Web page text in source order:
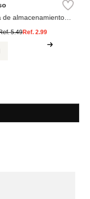
de almacenamiento
5.49Ref. 2.99